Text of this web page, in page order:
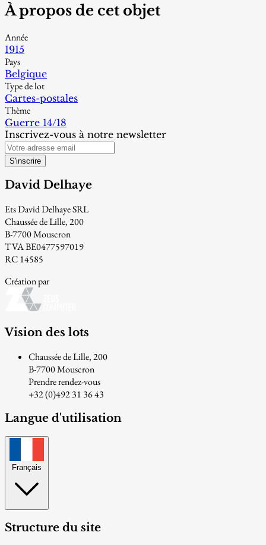
À propos de cet objet
Année
1915
Pays
Belgique
Type de lot
Cartes-postales
Thème
Guerre 14/18
Inscrivez-vous à notre newsletter
S'inscrire
David Delhaye
Ets David Delhaye SRL
Chaussée de Lille, 200
B-7700 Mouscron
TVA BE0477597019
RC 14585
Création par
Vision des lots
Chaussée de Lille, 200
B-7700 Mouscron
Prendre rendez-vous
+32 (0)492 31 36 43
Langue d'utilisation
Français
Structure du site